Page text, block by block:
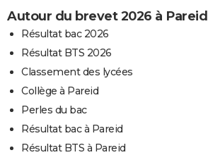
Autour du brevet 2026 à Pareid
Résultat bac 2026
Résultat BTS 2026
Classement des lycées
Collège à Pareid
Perles du bac
Résultat bac à Pareid
Résultat BTS à Pareid